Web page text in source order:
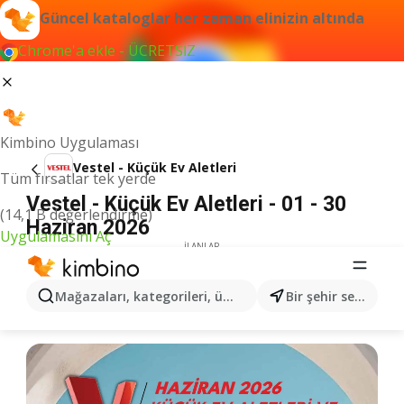
Güncel kataloglar her zaman elinizin altında
Chrome'a ekle - ÜCRETSİZ
Kimbino Uygulaması
Tüm fırsatlar tek yerde
(14,1 B değerlendirme)
Uygulamasını Aç
Mağazaları, kategorileri, ürünleri arayın... Bir şehir seçin
Vestel - Küçük Ev Aletleri
Vestel - Küçük Ev Aletleri - 01 - 30
Haziran 2026
İLANLAR